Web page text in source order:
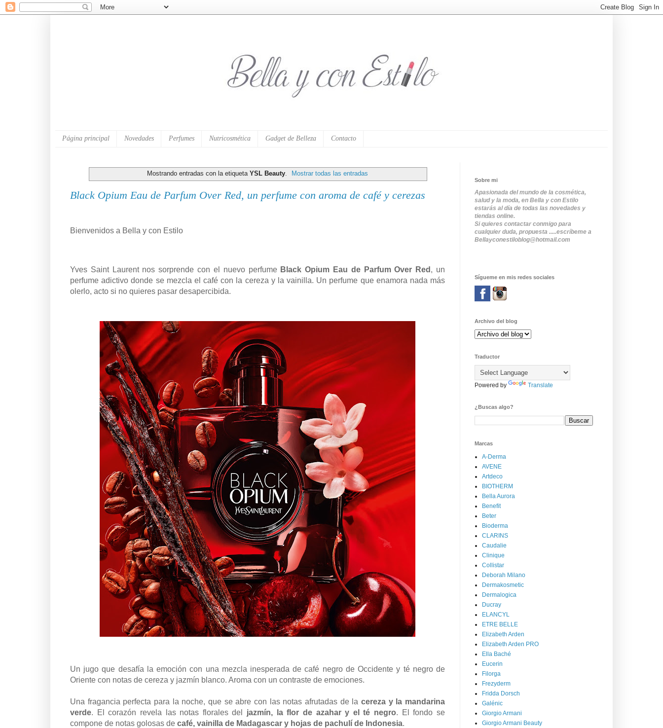
Página principal Novedades Perfumes Nutricosmética Gadget de Belleza Contacto
Mostrando entradas con la etiqueta YSL Beauty. Mostrar todas las entradas
Black Opium Eau de Parfum Over Red, un perfume con aroma de café y cerezas
Bienvenidos a Bella y con Estilo
Yves Saint Laurent nos sorprende con el nuevo perfume Black Opium Eau de Parfum Over Red , un
perfume adictivo donde se mezcla el café con la cereza y la vainilla. Un perfume que enamora nada más
olerlo, acto si no quieres pasar desapercibida.
Un jugo que desafía la emoción con una mezcla inesperada de café negro de Occidente y té negro de
Oriente con notas de cereza y jazmín blanco. Aroma con un contraste de emociones.
Una fragancia perfecta para la noche, que se abre con las notas afrutadas de la cereza y la mandarina
verde. El corazón revela las notas florales del jazmín, la flor de azahar y el té negro. El fondo se
compone de notas golosas de café, vainilla de Madagascar y hojas de pachulí de Indonesia.
Sobre mi
Apasionada del mundo de la cosmética,
salud y la moda, en Bella y con Estilo
estarás al día de todas las novedades y
tiendas online.
Si quieres contactar conmigo para
cualquier duda, propuesta .....escríbeme a
Bellayconestiloblog@hotmail.com
Sígueme en mis redes sociales
Archivo del blog
Traductor
Powered by Translate
¿Buscas algo?
Marcas
A-Derma
AVENE
Artdeco
BIOTHERM
Bella Aurora
Benefit
Beter
Bioderma
CLARINS
Caudalie
Clinique
Collistar
Deborah Milano
Dermakosmetic
Dermalogica
Ducray
ELANCYL
ETRE BELLE
Elizabeth Arden
Elizabeth Arden PRO
Ella Baché
Eucerin
Filorga
Frezyderm
Fridda Dorsch
Galénic
Giorgio Armani
Giorgio Armani Beauty